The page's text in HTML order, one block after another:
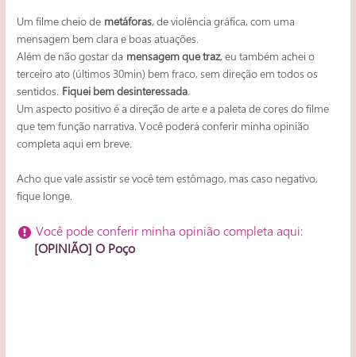
Um filme cheio de metáforas, de violência gráfica, com uma
mensagem bem clara e boas atuações.
Além de não gostar da mensagem que traz, eu também achei o
terceiro ato (últimos 30min) bem fraco, sem direção em todos os
sentidos. Fiquei bem desinteressada.
Um aspecto positivo é a direção de arte e a paleta de cores do filme
que tem função narrativa. Você poderá conferir minha opinião
completa aqui em breve.
Acho que vale assistir se você tem estômago, mas caso negativo,
fique longe.
Você pode conferir minha opinião completa aqui:
[OPINIÃO] O Poço